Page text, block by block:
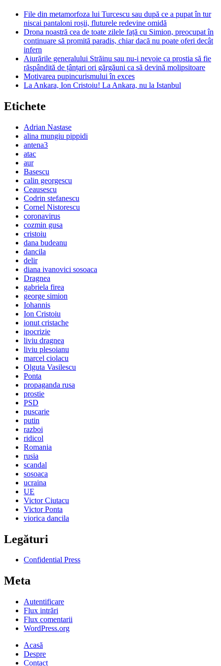
File din metamorfoza lui Turcescu sau după ce a pupat în tur
niscai pantaloni roșii, fluturele redevine omidă
Drona noastră cea de toate zilele față cu Simion, preocupat în
continuare să promită paradis, chiar dacă nu poate oferi decât
infern
Aiurările generalului Străinu sau nu-i nevoie ca prostia să fie
răspândită de țânțari ori gărgăuni ca să devină molipsitoare
Motivarea pupincurismului în exces
La Ankara, Ion Cristoiu! La Ankara, nu la Istanbul
Etichete
Adrian Nastase
alina mungiu pippidi
antena3
atac
aur
Basescu
calin georgescu
Ceausescu
Codrin stefanescu
Cornel Nistorescu
coronavirus
cozmin gusa
cristoiu
dana budeanu
dancila
delir
diana ivanovici sosoaca
Dragnea
gabriela firea
george simion
Iohannis
Ion Cristoiu
ionut cristache
ipocrizie
liviu dragnea
liviu plesoianu
marcel ciolacu
Olguta Vasilescu
Ponta
propaganda rusa
prostie
PSD
puscarie
putin
razboi
ridicol
Romania
rusia
scandal
sosoaca
ucraina
UE
Victor Ciutacu
Victor Ponta
viorica dancila
Legături
Confidential Press
Meta
Autentificare
Flux intrări
Flux comentarii
WordPress.org
Acasă
Despre
Contact